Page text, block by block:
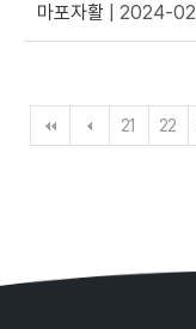
마포자활 | 2024-
21 22